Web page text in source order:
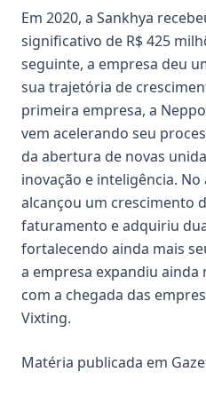
Em 2020, a Sankhya
significativo de R$ 425
seguinte, a empresa deu
sua trajetória de
primeira empresa, a
vem acelerando seu
da abertura de novas
inovação e inteligência. No
alcançou um crescimento
faturamento e adquiriu
fortalecendo ainda mais
a empresa expandiu ainda
com a chegada das
Vixting.
Matéria publicada em